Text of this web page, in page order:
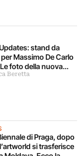
stand da
Massimo De Carlo
foto della nuova
Beretta
di Praga, dopo
si trasferisce